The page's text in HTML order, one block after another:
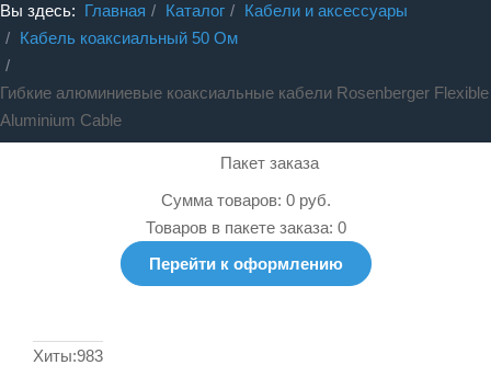
Вы здесь: Главная Каталог
Кабели и аксессуары
Кабель коаксиальный 50 Ом
Гибкие алюминиевые коаксиальные кабели Rosenberger Flexible
Aluminium Cable
Пакет заказа
Сумма товаров: 0 руб.
Товаров в пакете заказа: 0
Перейти к оформлению
Хиты:983